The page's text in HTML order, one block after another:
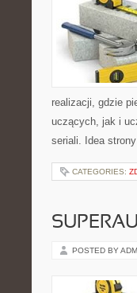
realizacji, gdzie
uczących, jak i
seriali. Idea
CATEGORIES:
POSTED BY